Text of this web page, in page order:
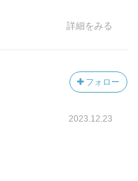
詳細をみる
フォロー
2023.12.23